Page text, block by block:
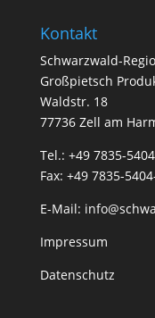
Kontakt
Schwarzwald-
Großpietsch
Waldstr. 18
77736 Zell am
Tel.: +49 7835-
Fax: +49 7835-
E-Mail:
Impressum
Datenschutz